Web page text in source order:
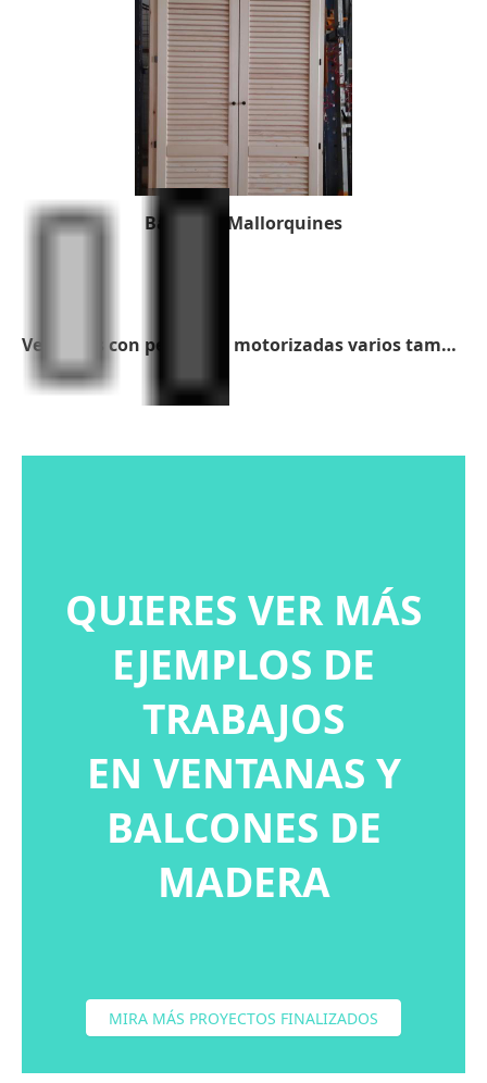
Balcones Mallorquines
Ventanas con persianas motorizadas varios tamaños
QUIERES VER MÁS
EJEMPLOS DE
TRABAJOS
EN VENTANAS Y
BALCONES DE
MADERA
MIRA MÁS PROYECTOS FINALIZADOS